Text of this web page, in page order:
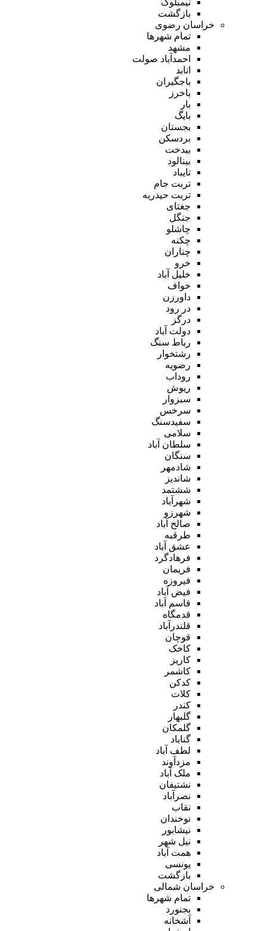
بازگشت
خراسان رضوی
تمام شهر‌ها
مشهد
احمدآباد صولت
انابد
باجگیران
باخرز
بار
بایگ
بجستان
بردسکن
بیدخت
بینالود
تایباد
تربت جام
تربت حیدریه
جغتای
جنگل
چاشلو
چکنه
چناران
خرو
خلیل آباد
خواف
داورزن
در رود
درگز
دولت آباد
رباط سنگ
رشتخوار
رضویه
روداب
ریوش
سبزوار
سرخس
سفیدسنگ
سلامی
سلطان آباد
سنگان
شادمهر
شاندیز
ششتمد
شهرآباد
شهرزو
صالح آباد
طرقبه
عشق آباد
فرهادگرد
فریمان
فیروزه
فیض آباد
قاسم آباد
قدمگاه
قلندرآباد
قوچان
کاخک
کاریز
کاشمر
کدکن
کلات
کندر
گلبهار
گلمکان
گناباد
لطف آباد
مزدآوند
ملک آباد
نشتیفان
نصرآباد
نقاب
نوخندان
نیشابور
نیل شهر
همت آباد
یونسی
بازگشت
خراسان شمالی
تمام شهر‌ها
بجنورد
آشخانه